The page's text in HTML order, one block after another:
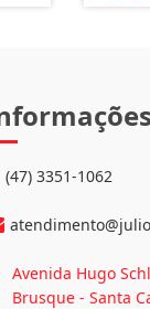
(47) 3351-1062
Avenida Hugo
Brusque - Santa